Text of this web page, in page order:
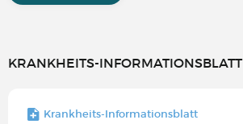
KRANKHEITS-INFORMATIONSBLATT
Krankheits-Informationsblatt